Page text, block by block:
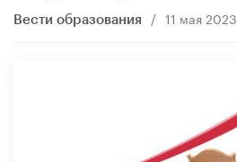
Вести образования / 11 мая 2023